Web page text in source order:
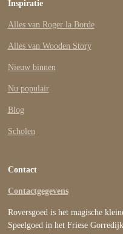
Inspiratie
Alles van Roger la Borde
Alles van Wooden Story
Nieuw binnen
Nu populair
Blog
Scholen
Contact
Contactgegevens
Roversgoed is het magische
Speelgoed in het Friese